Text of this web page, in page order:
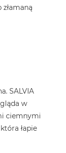
SALVIA
w
ciemnymi
łapie